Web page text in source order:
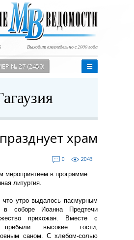
Выходит еженедельно с 2000 года
№ 27 (2450)
храм
0 2043
в программе
литургия.
что утро выдалось пасмурным
соборе Иоанна Предтечи
прихожан. Вместе с
прибыли высокие гости,
саном. С хлебом-солью